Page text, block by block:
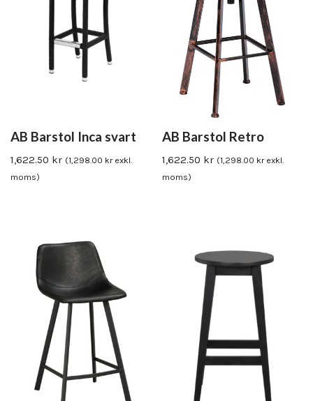
AB Barstol Inca svart
1,622.50 kr (1,298.00 krexkl.
moms)
AB Barstol Retro
1,622.50 kr (1,298.00 krexkl.
moms)